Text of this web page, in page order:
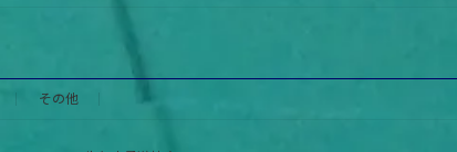
その他